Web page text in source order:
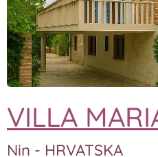
VILLA
Nin - HRVATSKA